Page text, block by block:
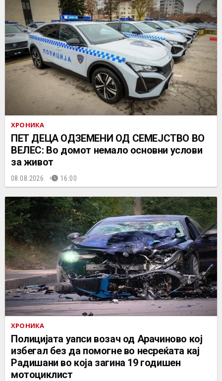
ХРОНИКА
ПЕТ ДЕЦА ОДЗЕМЕНИ ОД СЕМЕЈСТВО ВО
ВЕЛЕС: Во домот немало основни услови
за живот
08.08.2026. 16:00
ХРОНИКА
Полицијата уапси возач од Арачиново кој
избегал без да помогне во несреќата кај
Радишани во која загина 19 годишен
мотоциклист